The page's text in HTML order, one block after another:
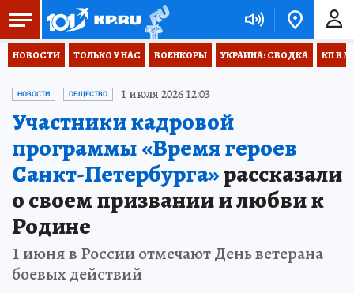
НОВОСТИ ТОЛЬКО У НАС ВОЕНКОРЫ УКРАИНА: СВОДКА КП В
НОВОСТИ ОБЩЕСТВО 1 июля 2026 12:03
Участники кадровой
программы «Время героев
Санкт-Петербурга»рассказали
о своем призвании и любви к
Родине
1 июня в России отмечают День ветерана
боевых действий